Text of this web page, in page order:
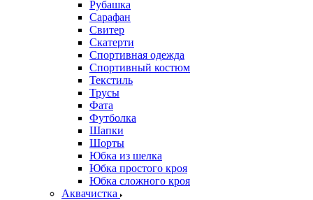
Рубашка
Сарафан
Свитер
Скатерти
Спортивная одежда
Спортивный костюм
Текстиль
Трусы
Фата
Футболка
Шапки
Шорты
Юбка из шелка
Юбка простого кроя
Юбка сложного кроя
Аквачистка